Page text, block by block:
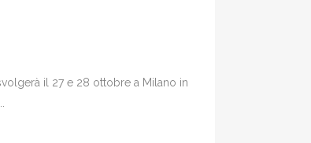
il 27 e 28 ottobre a Milano in